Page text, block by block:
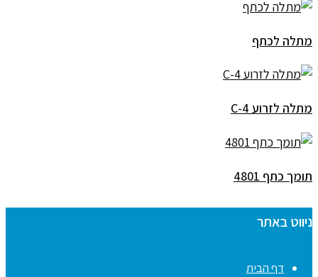
מתלה לכתף
מתלה לזרוע C-4
תומך כתף 4801
ניווט באתר
דף הבית